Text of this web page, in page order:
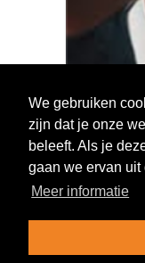
We gebruiken
zijn dat je onze
beleeft. Als je
gaan we ervan uit
Meer informatie